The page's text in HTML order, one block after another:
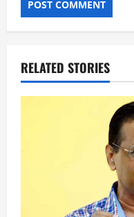
RELATED STORIES